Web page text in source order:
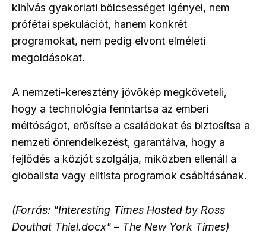
kihívás gyakorlati bölcsességet igényel, nem
prófétai spekulációt, hanem konkrét
programokat, nem pedig elvont elméleti
megoldásokat.
A nemzeti-keresztény jövőkép megköveteli,
hogy a technológia fenntartsa az emberi
méltóságot, erősítse a családokat és biztosítsa a
nemzeti önrendelkezést, garantálva, hogy a
fejlődés a közjót szolgálja, miközben ellenáll a
globalista vagy elitista programok csábításának.
(Forrás: "Interesting Times Hosted by Ross
Douthat Thiel.docx" – The New York Times)